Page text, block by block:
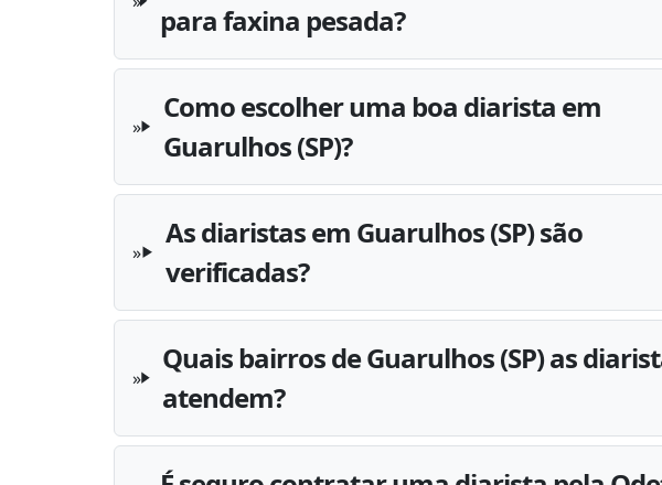
para faxina pesada?
Como escolher uma boa diarista em
Guarulhos (SP)?
As diaristas em Guarulhos (SP) são
verificadas?
Quais bairros de Guarulhos (SP) as
atendem?